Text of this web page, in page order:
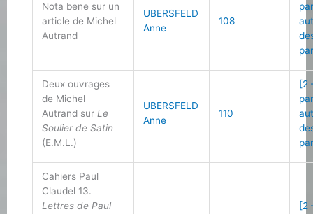
Nota bene sur un
article de Michel
Autrand
UBERSFELD
Anne
108
Deux ouvrages
de Michel
Autrand sur Le
Soulier de Satin
(E.M.L.)
UBERSFELD
Anne
110
[2
Cahiers Paul
Claudel 13.
Lettres de Paul
[2